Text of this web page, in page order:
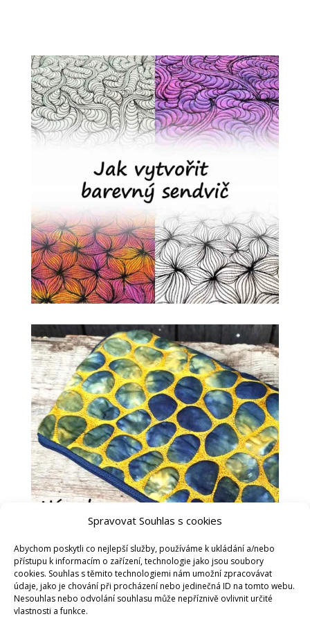
Spravovat Souhlas s cookies
Abychom poskytli co nejlepší služby, používáme k ukládání a/nebo
přístupu k informacím o zařízení, technologie jako jsou soubory
cookies. Souhlas s těmito technologiemi nám umožní zpracovávat
údaje, jako je chování při procházení nebo jedinečná ID na tomto webu.
Nesouhlas nebo odvolání souhlasu může nepříznivě ovlivnit určité
vlastnosti a funkce.